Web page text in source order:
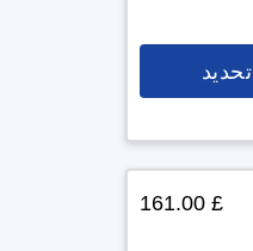
تحديد
£ 161.00